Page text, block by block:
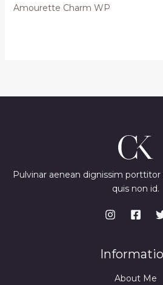
Amourette Charm WP
Pulvinar aenean dignissim
quis non id.
About Me